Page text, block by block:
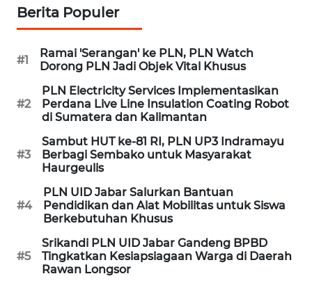
Berita Populer
#1
Ramai 'Serangan' ke PLN, PLN Watch
Dorong PLN Jadi Objek Vital Khusus
#2
PLN Electricity Services Implementasikan
Perdana Live Line Insulation Coating Robot
di Sumatera dan Kalimantan
#3
Sambut HUT ke-81 RI, PLN UP3 Indramayu
Berbagi Sembako untuk Masyarakat
Haurgeulis
#4
PLN UID Jabar Salurkan Bantuan
Pendidikan dan Alat Mobilitas untuk Siswa
Berkebutuhan Khusus
#5
Srikandi PLN UID Jabar Gandeng BPBD
Tingkatkan Kesiapsiagaan Warga di Daerah
Rawan Longsor
WN
CIREBON
WN
INDRAMAYU
WN
KUNINGAN
WN
MAJALENGKA
WN
WN